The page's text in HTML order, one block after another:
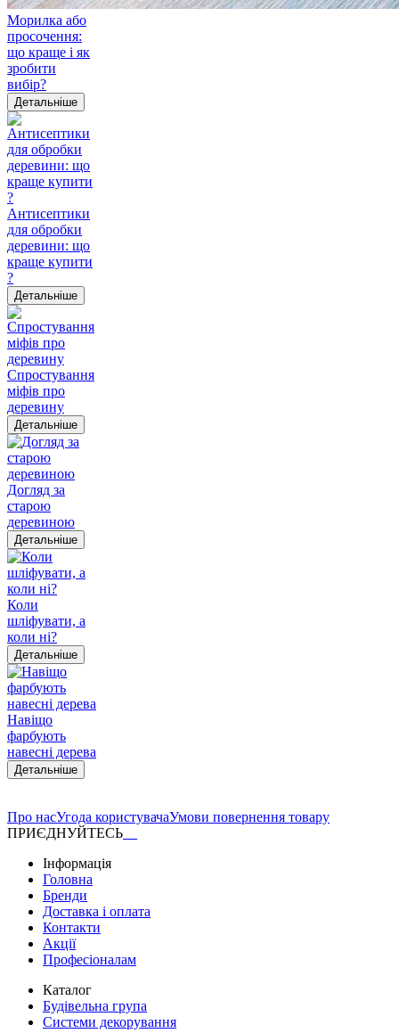
Морилка або
просочення:
що краще і як
зробити
вибір?
Детальніше
Антисептики
для обробки
деревини: що
краще купити
?
Детальніше
Спростування
міфів про
деревину
Детальніше
Догляд за
старою
деревиною
Детальніше
Коли
шліфувати, а
коли ні?
Детальніше
Навіщо
фарбують
навесні дерева
Детальніше
Про насУгода користувачаУмови повернення товару
ПРИЄДНУЙТЕСЬ
Інформація
Головна
Бренди
Доставка і оплата
Контакти
Акції
Професіоналам
Каталог
Будівельна група
Системи декорування